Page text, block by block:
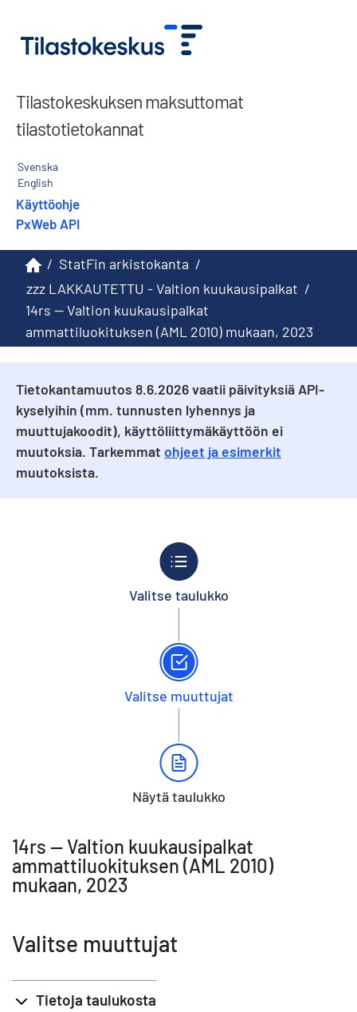
Tilastokeskuksen maksuttomat
tilastotietokannat
Svenska
English
Käyttöohje
PxWeb API
/ StatFin arkistokanta /
zzz LAKKAUTETTU - Valtion kuukausipalkat /
14rs -- Valtion kuukausipalkat
ammattiluokituksen (AML 2010) mukaan, 2023
Tietokantamuutos 8.6.2026 vaatii päivityksiä API-
kyselyihin (mm. tunnusten lyhennys ja
muuttujakoodit), käyttöliittymäkäyttöön ei
muutoksia. Tarkemmat ohjeet ja esimerkit
muutoksista.
Valitse taulukko
Valitse muuttujat
Näytä taulukko
14rs -- Valtion kuukausipalkat
ammattiluokituksen (AML 2010)
mukaan, 2023
Valitse muuttujat
Tietoja taulukosta